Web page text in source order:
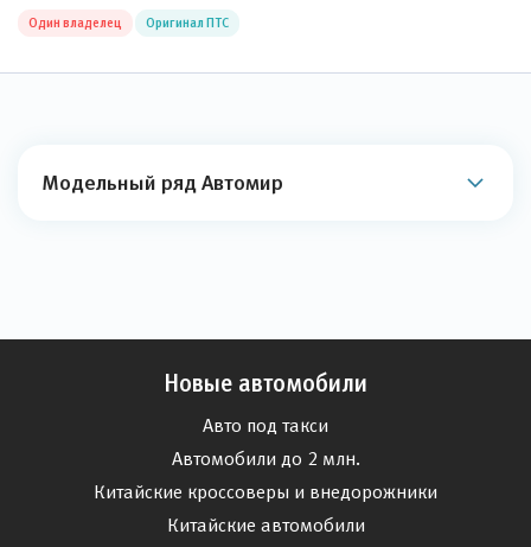
Один владелец Оригинал ПТС
Модельный ряд Автомир
Новые автомобили
Авто под такси
Автомобили до 2 млн.
Китайские кроссоверы и внедорожники
Китайские автомобили